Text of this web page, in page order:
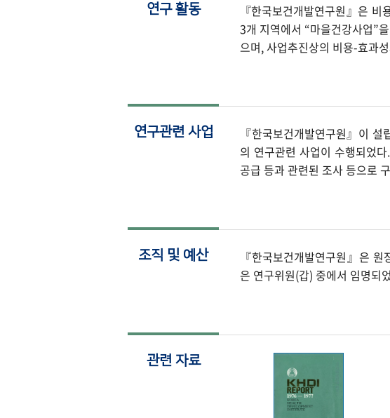
연구 활동
『한국보건개발연구원』은
3개 지역에서 “마을건강사업”
으며, 사업추진상의 비용-효과
연구관련 사업
『한국보건개발연구원』이
의 연구관련 사업이 수행되었
공급 등과 관련된 조사 등으로
조직 및 예산
『한국보건개발연구원』은
은 연구위원(갑) 중에서 임명되
관련 자료